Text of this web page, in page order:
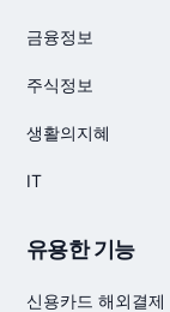
금융정보
주식정보
생활의지혜
IT
유용한 기능
신용카드 해외결